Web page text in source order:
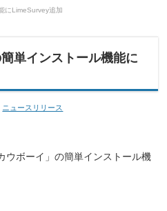
にLimeSurvey追加
単インストール機能に
ニュースリリース
ウボーイ」の簡単インストール機